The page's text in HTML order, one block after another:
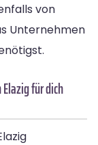
von
Unternehmen
für dich